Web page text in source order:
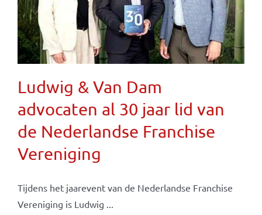
Ludwig & Van Dam
advocaten al 30 jaar lid van
de Nederlandse Franchise
Vereniging
Tijdens het jaarevent van de Nederlandse Franchise
Vereniging is Ludwig ...